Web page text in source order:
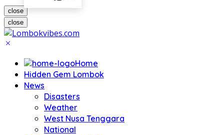
close
close
Home
Hidden Gem Lombok
News
Disasters
Weather
West Nusa Tenggara
National